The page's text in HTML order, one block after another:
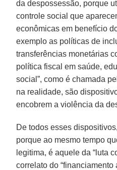
da despossessão, porque
controle social que
econômicas em benefício
exemplo as políticas de
transferências monetárias
política fiscal em saúde,
social”, como é chamada
na realidade, são
encobrem a violência da
De todos esses
porque ao mesmo tempo
legitima, é aquele da “luta
correlato do “financiamento